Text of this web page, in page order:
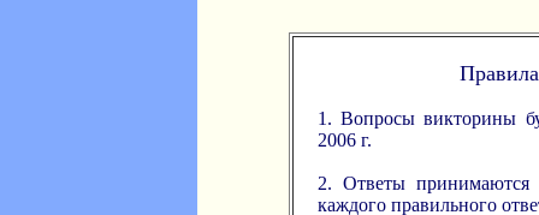
1. Вопросы викторины
2006 г.
2. Ответы принимаются
каждого правильного